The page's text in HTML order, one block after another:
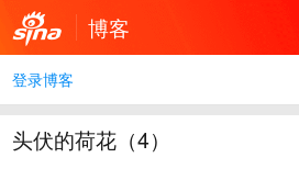
博客
登录博客
头伏的荷花（4）